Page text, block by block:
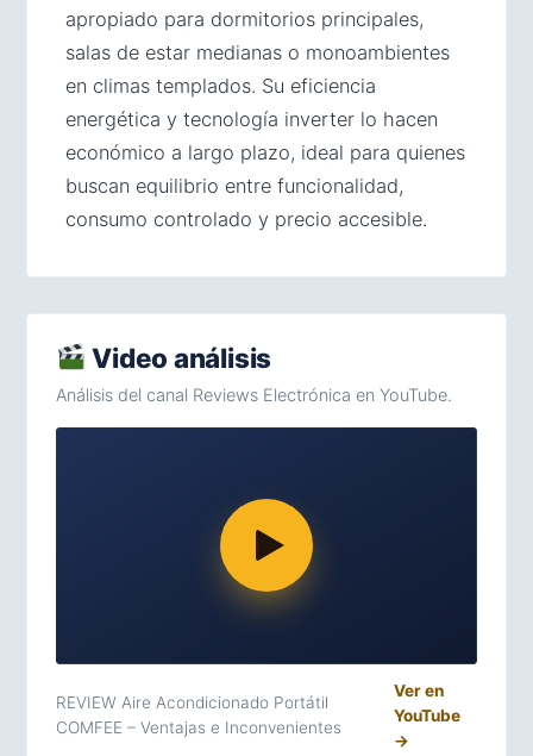
apropiado para dormitorios principales,
salas de estar medianas o monoambientes
en climas templados. Su eficiencia
energética y tecnología inverter lo hacen
económico a largo plazo, ideal para quienes
buscan equilibrio entre funcionalidad,
consumo controlado y precio accesible.
Video análisis
Análisis del canal Reviews Electrónica en YouTube.
REVIEW Aire Acondicionado Portátil
COMFEE – Ventajas e Inconvenientes
Ver en
YouTube
→